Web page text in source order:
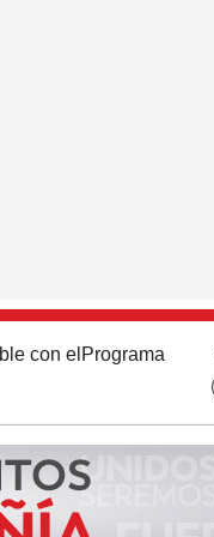
con el Programa